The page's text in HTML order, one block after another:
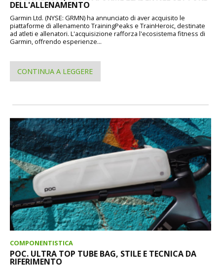
DELL'ALLENAMENTO
Garmin Ltd. (NYSE: GRMN) ha annunciato di aver acquisito le
piattaforme di allenamento TrainingPeaks e TrainHeroic, destinate
ad atleti e allenatori. L'acquisizione rafforza l'ecosistema fitness di
Garmin, offrendo esperienze...
CONTINUA A LEGGERE
COMPONENTISTICA
POC. ULTRA TOP TUBE BAG, STILE E TECNICA DA
RIFERIMENTO